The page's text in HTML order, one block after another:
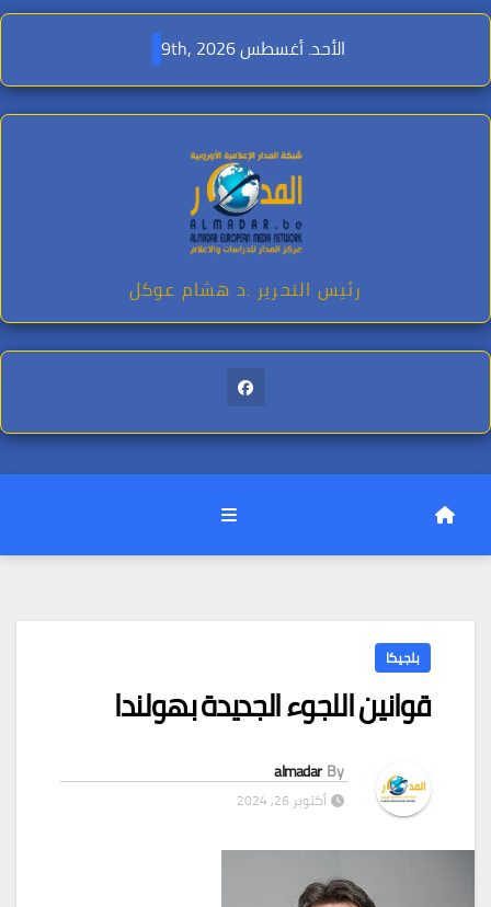
Skip
content
الأحد. أغسطس 9th, 2026
رئيس التحرير .د هشام عوكل
بلجيكا
قوانين اللجوء الجديدة بهولندا
By
almadar
أكتوبر 26, 2024